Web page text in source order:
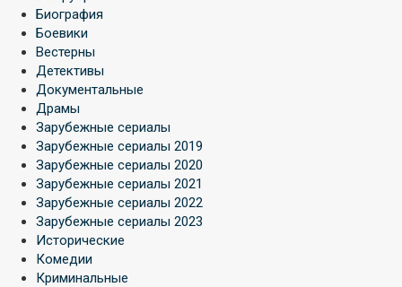
Биография
Боевики
Вестерны
Детективы
Документальные
Драмы
Зарубежные сериалы
Зарубежные сериалы 2019
Зарубежные сериалы 2020
Зарубежные сериалы 2021
Зарубежные сериалы 2022
Зарубежные сериалы 2023
Исторические
Комедии
Криминальные